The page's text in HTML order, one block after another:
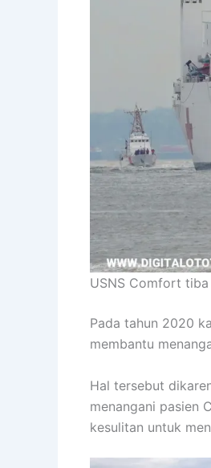
USNS Comfort
Pada tahun 2020
membantu
Hal tersebut
menangani pasien
kesulitan untuk